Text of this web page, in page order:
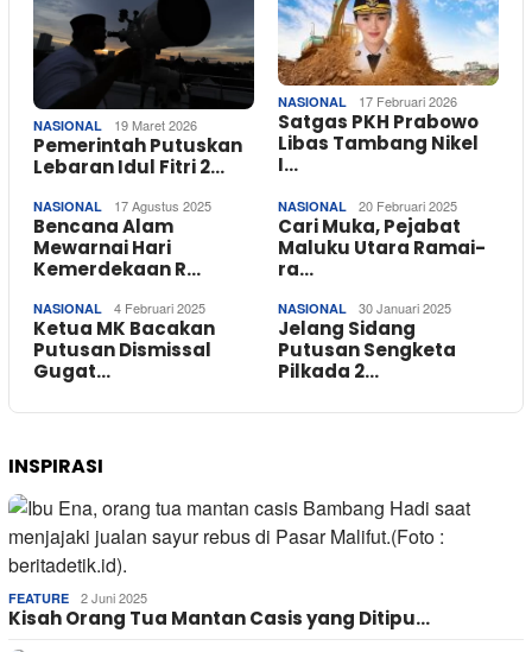
NASIONAL 19 Maret 2026
Pemerintah Putuskan
Lebaran Idul Fitri 2…
NASIONAL 17 Februari 2026
Satgas PKH Prabowo
Libas Tambang Nikel
I…
NASIONAL 17 Agustus 2025
Bencana Alam
Mewarnai Hari
Kemerdekaan R…
NASIONAL 20 Februari 2025
Cari Muka, Pejabat
Maluku Utara Ramai-
ra…
NASIONAL 4 Februari 2025
Ketua MK Bacakan
Putusan Dismissal
Gugat…
NASIONAL 30 Januari 2025
Jelang Sidang
Putusan Sengketa
Pilkada 2…
INSPIRASI
FEATURE 2 Juni 2025
Kisah Orang Tua Mantan Casis yang Ditipu…